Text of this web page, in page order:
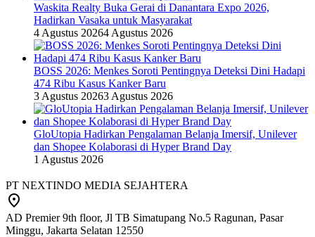
Waskita Realty Buka Gerai di Danantara Expo 2026,
Hadirkan Vasaka untuk Masyarakat
4 Agustus 20264 Agustus 2026
BOSS 2026: Menkes Soroti Pentingnya Deteksi Dini Hadapi
474 Ribu Kasus Kanker Baru
3 Agustus 20263 Agustus 2026
GloUtopia Hadirkan Pengalaman Belanja Imersif, Unilever
dan Shopee Kolaborasi di Hyper Brand Day
1 Agustus 2026
PT NEXTINDO MEDIA SEJAHTERA
AD Premier 9th floor, Jl TB Simatupang No.5 Ragunan, Pasar
Minggu, Jakarta Selatan 12550